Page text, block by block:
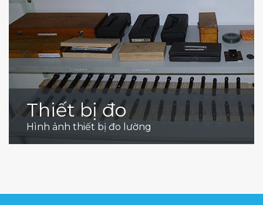
Thiết bị đo
Hình ảnh thiết bị đo lường